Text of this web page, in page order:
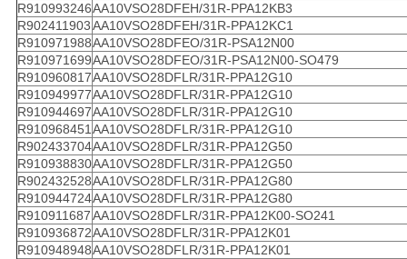
R910993246AA10VSO28DFEH/31R-PPA12KB3
R902411903AA10VSO28DFEH/31R-PPA12KC1
R910971988AA10VSO28DFEO/31R-PSA12N00
R910971699AA10VSO28DFEO/31R-PSA12N00-SO479
R910960817AA10VSO28DFLR/31R-PPA12G10
R910949977AA10VSO28DFLR/31R-PPA12G10
R910944697AA10VSO28DFLR/31R-PPA12G10
R910968451AA10VSO28DFLR/31R-PPA12G10
R902433704AA10VSO28DFLR/31R-PPA12G50
R910938830AA10VSO28DFLR/31R-PPA12G50
R902432528AA10VSO28DFLR/31R-PPA12G80
R910944724AA10VSO28DFLR/31R-PPA12G80
R910911687AA10VSO28DFLR/31R-PPA12K00-SO241
R910936872AA10VSO28DFLR/31R-PPA12K01
R910948948AA10VSO28DFLR/31R-PPA12K01